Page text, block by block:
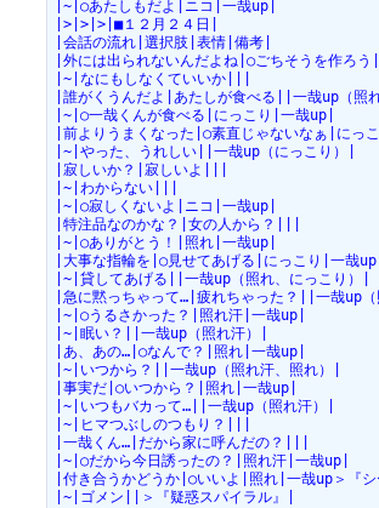
|~|○あたしもだよ|ニコ|一哉up|
|>|>|>|■１２月２４日|
|会話の流れ|選択肢|表情|備考|
|外には出られないんだよね|○ごちそうを作ろ
|~|なにもしなくていいか|||
|誰がくうんだよ|あたしが食べる||一哉up（照
|~|○一哉くんが食べる|にっこり|一哉up|
|前よりうまくなった|○素直じゃないなぁ|にっ
|~|やった、うれしい||一哉up（にっこり）|
|寂しいか？|寂しいよ|||
|~|わからない|||
|~|○寂しくないよ|ニコ|一哉up|
|特注品なのかな？|女の人から？|||
|~|○ありがとう！|照れ|一哉up|
|大事な指輪を|○見せてあげる|にっこり|一哉up|
|~|貸してあげる||一哉up（照れ、にっこり）|
|急に黙っちゃって…|疲れちゃった？||一哉up（
|~|○うるさかった？|照れ汗|一哉up|
|~|眠い？||一哉up（照れ汗）|
|あ、あの…|○なんで？|照れ|一哉up|
|~|いつから？||一哉up（照れ汗、照れ）|
|事実だ|○いつから？|照れ|一哉up|
|~|いつもバカって…||一哉up（照れ汗）|
|~|ヒマつぶしのつもり？|||
|一哉くん…|だから家に呼んだの？|||
|~|○だから今日誘ったの？|照れ汗|一哉up|
|付き合うかどうか|○いいよ|照れ|一哉up＞『シ
|~|ゴメン||＞『疑惑スパイラル』|